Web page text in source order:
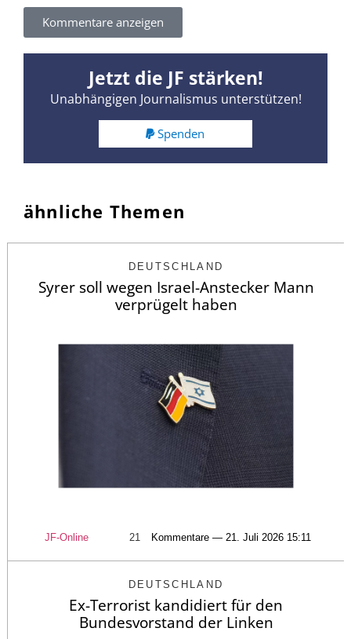
Kommentare anzeigen
Jetzt die JF stärken!
Unabhängigen Journalismus unterstützen!
Spenden
ähnliche Themen
DEUTSCHLAND
Syrer soll wegen Israel-Anstecker Mann
verprügelt haben
JF-Online 21 Kommentare — 21. Juli 2026 15:11
DEUTSCHLAND
Ex-Terrorist kandidiert für den
Bundesvorstand der Linken